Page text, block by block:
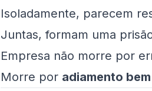
Isoladamente, parecem
Juntas, formam uma
Empresa não morre por
Morre por adiamento